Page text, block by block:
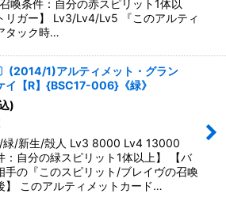
喚条件：自分の赤スピリット1体以
リガー】 Lv3/Lv4/Lv5 『このアルティ
タック時…
(2014/1)アルティメット・グラン
イ【R】{BSC17-006}《緑》
)
緑/新生/殻人 Lv3 8000 Lv4 13000
：自分の緑スピリット1体以上】 【バ
手の『このスピリット/ブレイヴの召喚
】 このアルティメットカード…